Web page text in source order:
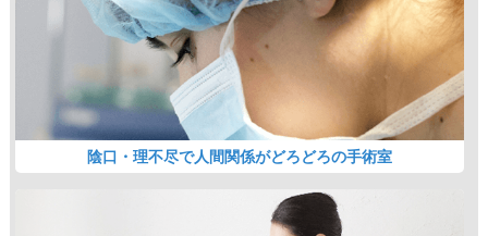
陰口・理不尽で人間関係がどろどろの手術室